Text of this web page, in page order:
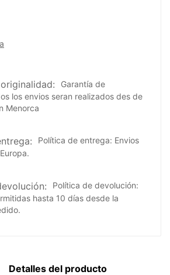
Garantía de
los envios seran realizados des de
Menorca
Política de entrega: Envios
Política de devolución:
hasta 10 días desde la
Detalles del producto